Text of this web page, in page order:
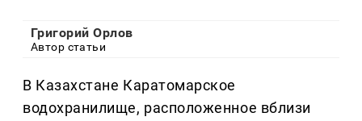
Григорий Орлов
Автор статьи
В Казахстане Каратомарское
водохранилище, расположенное вблизи